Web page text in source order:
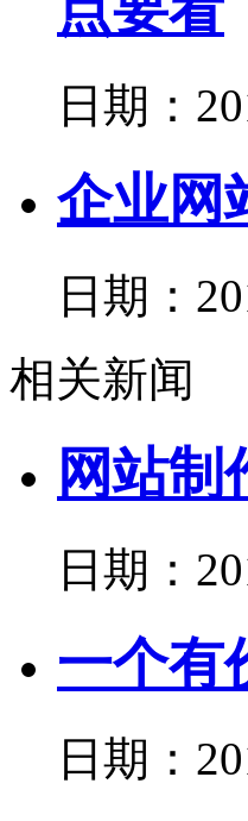
日期：
企业网
日期：
相关新闻
网站
日期：
一个有
日期：